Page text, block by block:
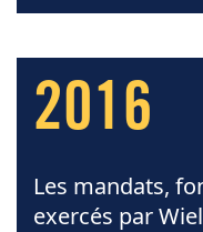
2016
Les mandats,
exercés par